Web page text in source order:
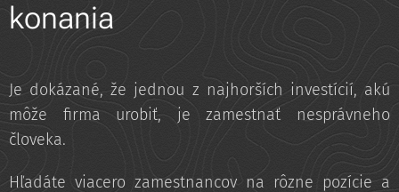
konania
Je dokázané, že jednou z najhorších investícií, akú
môže firma urobiť, je zamestnať nesprávneho
človeka.
Hľadáte viacero zamestnancov na rôzne pozície a